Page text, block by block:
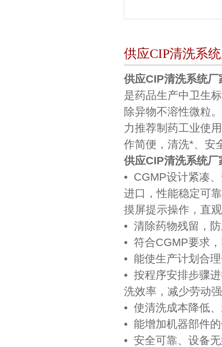
供应CIP清洗系
供应CIP清洗系统厂
是药品生产中卫生
除异物不溶性微粒
力推荐制药工业使
作简便，清洗*、安
供应CIP清洗系统厂
• CGMP设计紧凑
进口，性能稳定可
摸屏提示操作，直
• 清除药物残留，
• 符合CGMP要求
• 能使生产计划合
• 按程序安排步骤
洗效率，减少劳动
• 使清洗成本降低
• 能增加机器部件
• 安全可靠、设备